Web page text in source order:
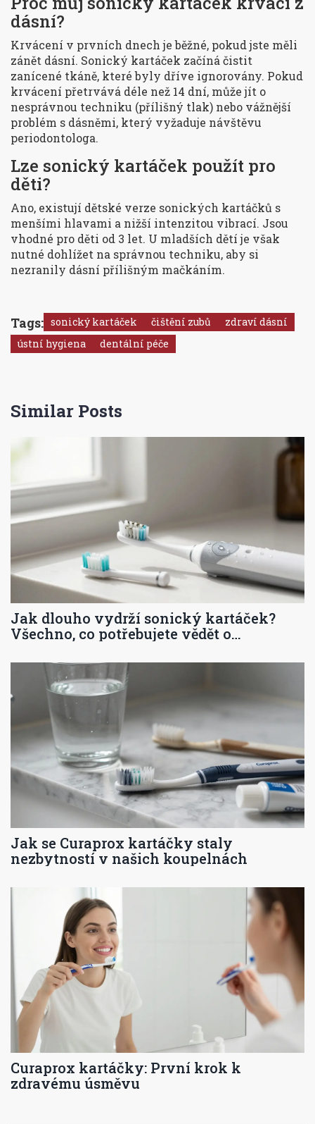
dásní?
Krvácení v prvních dnech je běžné, pokud jste měli
zánět dásní. Sonický kartáček začíná čistit
zanícené tkáně, které byly dříve ignorovány. Pokud
krvácení přetrvává déle než 14 dní, může jít o
nesprávnou techniku (přílišný tlak) nebo vážnější
problém s dásněmi, který vyžaduje návštěvu
periodontologa.
Lze sonický kartáček použít pro
děti?
Ano, existují dětské verze sonických kartáčků s
menšími hlavami a nižší intenzitou vibrací. Jsou
vhodné pro děti od 3 let. U mladších dětí je však
nutné dohlížet na správnou techniku, aby si
nezranily dásní přílišným mačkáním.
Tags: sonický kartáček čištění zubů
zdraví dásní
ústní hygiena
dentální péče
Similar Posts
Jak dlouho vydrží sonický kartáček?
Všechno, co potřebujete vědět o
Jak se Curaprox kartáčky staly
nezbytností v našich koupelnách
Curaprox kartáčky: První krok k
zdravému úsměvu